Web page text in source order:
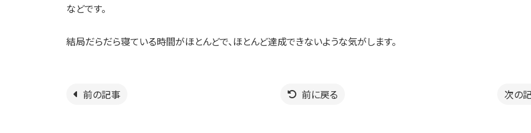
などです。
結局だらだら寝ている時間がほとんどで、ほとんど達成できないような気がします。
前の記事 前に戻る 次の